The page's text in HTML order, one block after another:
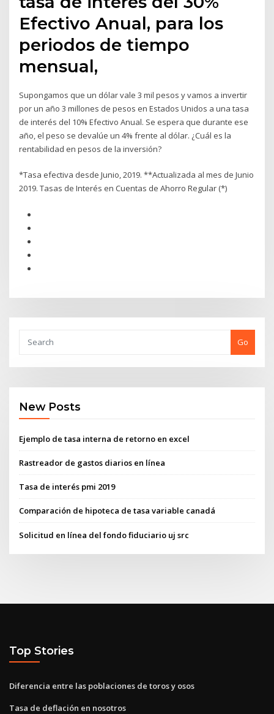
Efectivo Anual, para los
periodos de tiempo
mensual,
Supongamos que un dólar vale 3 mil pesos y vamos a invertir
por un año 3 millones de pesos en Estados Unidos a una tasa
de interés del 10% Efectivo Anual. Se espera que durante ese
año, el peso se devalúe un 4% frente al dólar. ¿Cuál es la
rentabilidad en pesos de la inversión?
*Tasa efectiva desde Junio, 2019. **Actualizada al mes de Junio
2019. Tasas de Interés en Cuentas de Ahorro Regular (*)
Go
New Posts
Ejemplo de tasa interna de retorno en excel
Rastreador de gastos diarios en línea
Tasa de interés pmi 2019
Comparación de hipoteca de tasa variable canadá
Solicitud en línea del fondo fiduciario uj src
Top Stories
Diferencia entre las poblaciones de toros y osos
Tasa de deflación en nosotros